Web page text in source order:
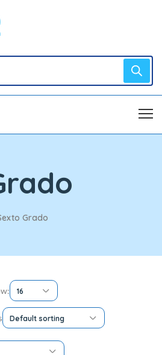
Grado
16
Default sorting